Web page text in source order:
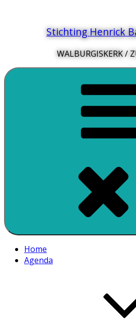
Stichting Henrick
WALBURGISKERK /
Home
Agenda